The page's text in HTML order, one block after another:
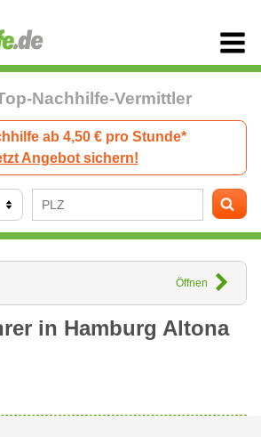
Nachhilfe-Vermittler
ab 4,50 € pro Stunde*
Angebot sichern!
Öffnen
in Hamburg Altona